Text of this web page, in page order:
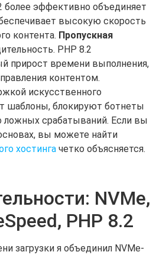
эффективно объединяет
высокую скорость
контента. Пропускная
PHP 8.2
прирост времени выполнения,
контентом.
искусственного
шаблоны, блокируют ботнеты
ложных срабатываний. Если вы
вы можете найти
хостинга четко объясняется.
NVMe,
PHP 8.2
загрузки я объединил NVMe-